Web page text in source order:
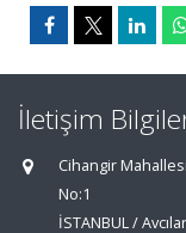
İletişim
Cihangir
No:1
İSTANBUL / Avcılar